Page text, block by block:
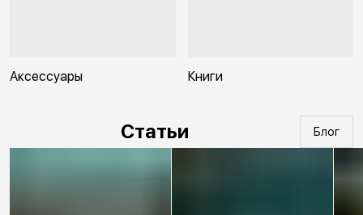
Аксессуары Книги
Статьи Блог